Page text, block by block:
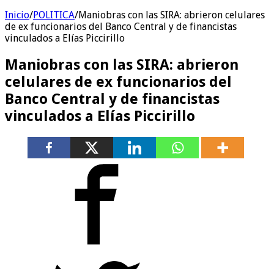
Inicio/POLITICA/Maniobras con las SIRA: abrieron celulares
de ex funcionarios del Banco Central y de financistas
vinculados a Elías Piccirillo
Maniobras con las SIRA: abrieron
celulares de ex funcionarios del
Banco Central y de financistas
vinculados a Elías Piccirillo